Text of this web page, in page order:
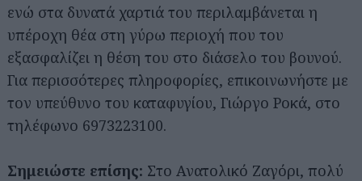
ενώ στα δυνατά χαρτιά του περιλαμβάνεται η
υπέροχη θέα στη γύρω περιοχή που του
εξασφαλίζει η θέση του στο διάσελο του βουνού.
Για περισσότερες πληροφορίες, επικοινωνήστε με
τον υπεύθυνο του καταφυγίου, Γιώργο Ροκά, στο
τηλέφωνο 6973223100.
Σημειώστε επίσης: Στο Ανατολικό Ζαγόρι, πολύ